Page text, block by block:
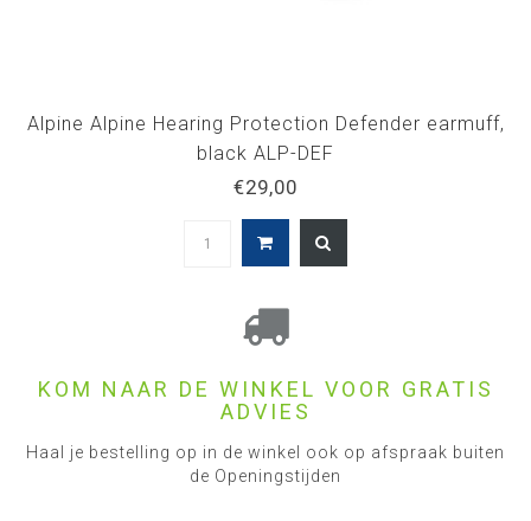
Alpine Alpine Hearing Protection Defender earmuff,
black ALP-DEF
€29,00
KOM NAAR DE WINKEL VOOR GRATIS
ADVIES
Haal je bestelling op in de winkel ook op afspraak buiten
de Openingstijden